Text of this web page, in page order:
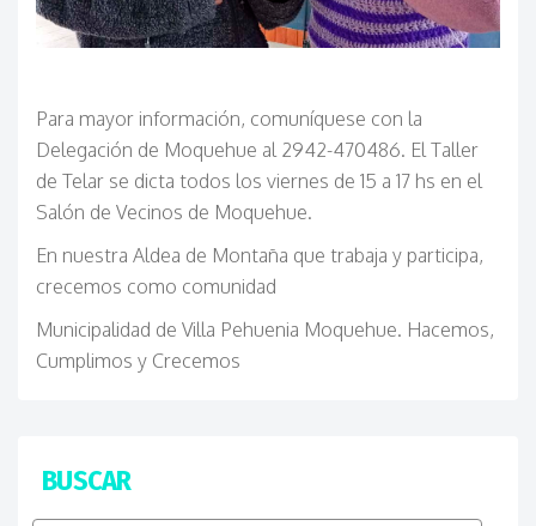
Para mayor información, comuníquese con la
Delegación de Moquehue al 2942-470486. El Taller
de Telar se dicta todos los viernes de 15 a 17 hs en el
Salón de Vecinos de Moquehue.
En nuestra Aldea de Montaña que trabaja y participa,
crecemos como comunidad
Municipalidad de Villa Pehuenia Moquehue. Hacemos,
Cumplimos y Crecemos
BUSCAR